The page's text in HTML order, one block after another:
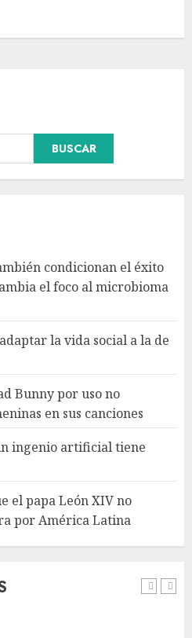
BUSCAR
condicionan el éxito
el foco al microbioma
la vida social a la de
Bunny por uso no
en sus canciones
ingenio artificial tiene
el papa León XIV no
por América Latina
demandas contra Bad
posible saber si un
artificial tiene
6, 2026
confirma que el
León XIV no visitará
en su gira por América
en el semen también
6, 2026